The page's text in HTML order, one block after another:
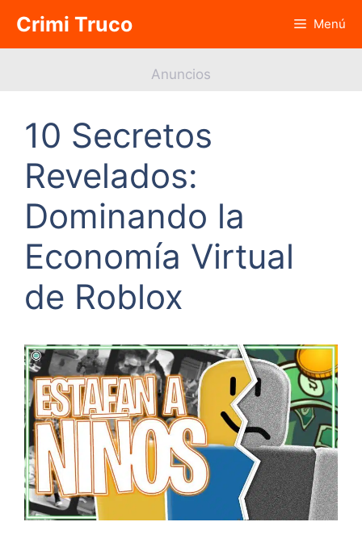
contenido
Crimi Truco Menú
Anuncios
10 Secretos
Revelados:
Dominando la
Economía Virtual
de Roblox